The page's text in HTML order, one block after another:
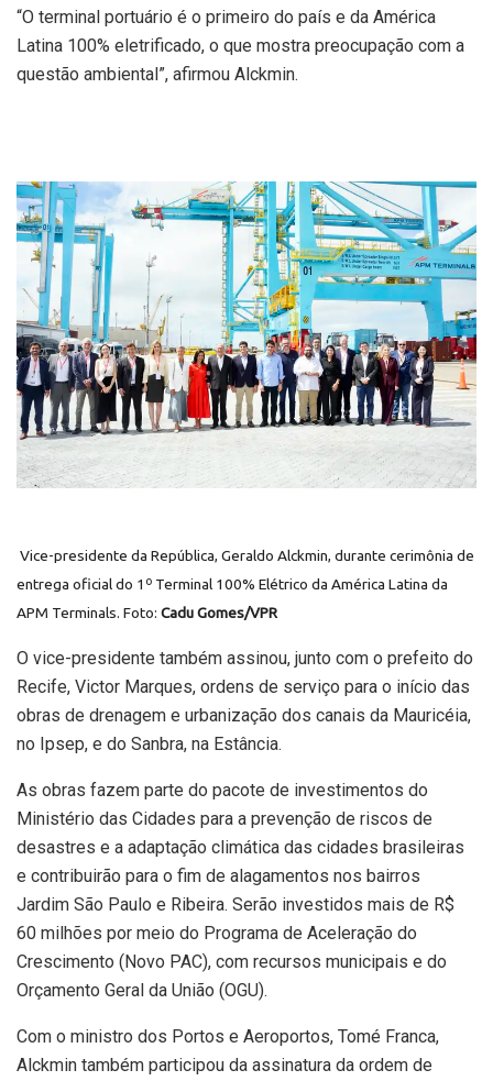
“O terminal portuário é o primeiro do país e da América
Latina 100% eletrificado, o que mostra preocupação com a
questão ambiental”, afirmou Alckmin.
Vice-presidente da República, Geraldo Alckmin, durante cerimônia de
entrega oficial do 1º Terminal 100% Elétrico da América Latina da
APM Terminals. Foto: Cadu Gomes/VPR
O vice-presidente também assinou, junto com o prefeito do
Recife, Victor Marques, ordens de serviço para o início das
obras de drenagem e urbanização dos canais da Mauricéia,
no Ipsep, e do Sanbra, na Estância.
As obras fazem parte do pacote de investimentos do
Ministério das Cidades para a prevenção de riscos de
desastres e a adaptação climática das cidades brasileiras
e contribuirão para o fim de alagamentos nos bairros
Jardim São Paulo e Ribeira. Serão investidos mais de R$
60 milhões por meio do Programa de Aceleração do
Crescimento (Novo PAC), com recursos municipais e do
Orçamento Geral da União (OGU).
Com o ministro dos Portos e Aeroportos, Tomé Franca,
Alckmin também participou da assinatura da ordem de